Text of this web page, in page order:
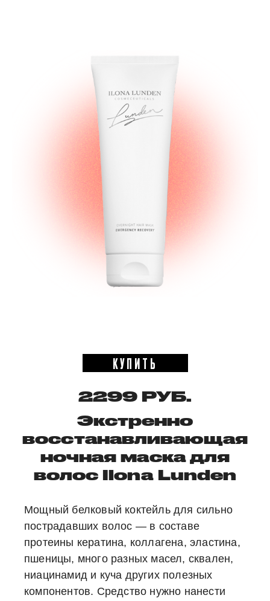
КУПИТЬ
2299 РУБ.
Экстренно
восстанавливающая
ночная маска для
волос Ilona Lunden
Мощный белковый коктейль для сильно
пострадавших волос — в составе
протеины кератина, коллагена, эластина,
пшеницы, много разных масел, сквален,
ниацинамид и куча других полезных
компонентов. Средство нужно нанести